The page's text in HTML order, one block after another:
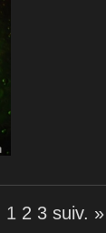
1 2 3 suiv. »